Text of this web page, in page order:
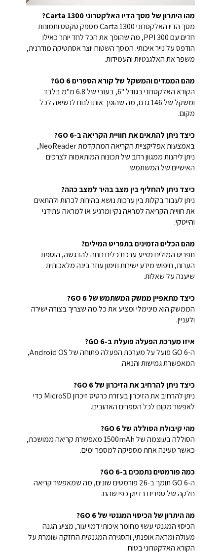
מהו היתרון של מסך הדיו האלקטרוני Carta 1300?
מסך הדיו האלקטרוני Carta 1300 מספק טקסט ותמונות
חדים עם 300 PPI, מה שהופך את הכל לחד יותר כאילו
הודפס על נייר איכותי. המסך השטוח יוצר אסתטיקה מודרנית,
משפר את האלגנטיות והעמידות.
מהם הממדים והמשקל של קורא הספרים GO 6?
הקורא האלקטרוני בגודל "6, בעובי של 6.8 מ"מ בלבד
ומשקל של 146 גרם, מה שהופך אותו לנוח לנשיאה לכל
מקום.
כיצד ניתן להתאים את חוויית הקריאה ב-GO 6?
באמצעות אפליקציית הקריאה המתקדמת NeoReader,
ניתן ליהנות ממגוון רחב של תכונות המותאמות לצרכים
האישיים של המשתמש.
כיצד ניתן להחליף בין מצב בהיר למצב כהה?
ניתן לעבור בקלות בין ערכות נושא בהירות לכהות ולהתאים
את חוויית הקריאה למראה נקי ומרגיע או למראה עתידני
והייטקי.
מהם הכלים הזמינים בתפריט המילים?
תפריט המילים מציע ערכת כלים נוחה להדגשה, הוספת
הערות, חיפוש מידע ישירות וזימון עוזר בינה מלאכותית
שיענה על שאלות.
כיצד מתאפיין ממשק המשתמש של GO 6?
הממשק הוא מינימלי ומציע את כל מה שצריך בצורה ישירה
ולעניין.
איזו מערכת הפעלה פועלת ב-GO 6?
ה-GO 6 פועל על מערכת הפעלה פתוחה של Android OS,
המאפשרת גמישות והנאה.
כיצד ניתן להרחיב את הזיכרון של GO 6?
ניתן להרחיב את הזיכרון בעזרת כרטיס זיכרון MicroSD כדי
לאפשר מקום לכל הספרים האהובים.
מהי קיבולת הסוללה של GO 6?
הסוללה בעוצמה של 1500mAh מאפשרת קריאה ממושכת,
כאשר טעינה אחת מספיקה למספר ימים.
כמה פורמטים נתמכים ב-GO 6?
ה-GO 6 תומך ב-26 פורמטים שונים, מה שמאפשר קריאה
חלקה של ספרים בדיוק כפי שהם.
מה היתרון של הכיסוי המגנטי של GO 6?
הכיסוי המגנטי עשוי מחומר איכותי דמוי עור, מציע הגנה
מעולה ומראה אופנתי, והסגירה המגנטית החזקה שומרת על
הקורא האלקטרוני בטוח.